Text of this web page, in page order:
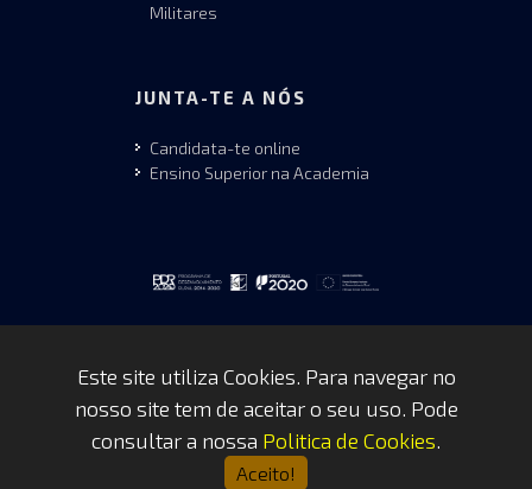
Militares
JUNTA-TE A NÓS
Candidata-te online
Ensino Superior na Academia
Copyrights © 2026 by FAP - DCSI -
WEBTEAM
Este site utiliza Cookies. Para navegar no
nosso site tem de aceitar o seu uso. Pode
consultar a nossa Politica de Cookies.
Aceito!